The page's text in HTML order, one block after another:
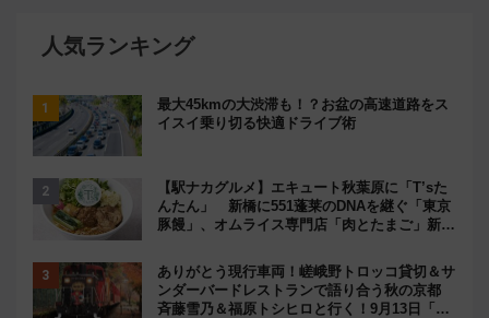
人気ランキング
最大45kmの大渋滞も！？お盆の高速道路をス
イスイ乗り切る快適ドライブ術
【駅ナカグルメ】エキュート秋葉原に「T’sた
んたん」 新橋に551蓬莱のDNAを継ぐ「東京
豚饅」、オムライス専門店「肉とたまご」新グ
ありがとう現行車両！嵯峨野トロッコ貸切＆サ
ンダーバードレストランで語り合う秋の京都
斉藤雪乃＆福原トシヒロと行く！9月13日「京